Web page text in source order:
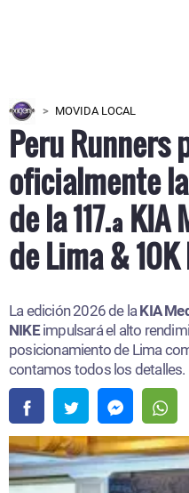
MOVIDA LOCAL
Peru Runners
oficialmente
de la 117.ª
de Lima & 10K
La edición 2026 de laKIA
NIKEimpulsará el alto
posicionamiento de Lima
contamos todos los detalles.